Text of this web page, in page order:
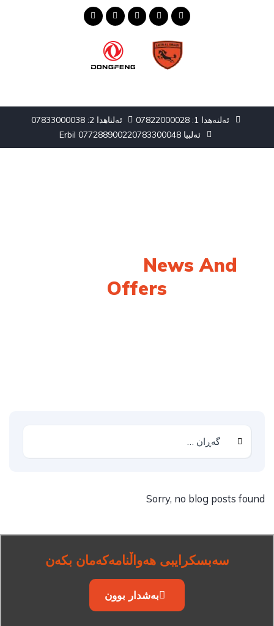
ئەلنەهدا 1: 07822000028
ئەلناهدا 2: 07833000038
ئەلبیا 0783300048
Erbil 07728890022
News And
Offers
Sorry, no blog posts found
سەبسکرایبی هەواڵنامەکەمان بکەن
بەشدار بوون